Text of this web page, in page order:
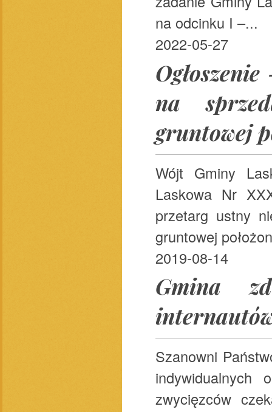
na odcinku I –...
2022-05-27
na
gruntowej
Wójt Gminy
Laskowa Nr
przetarg ustny
gruntowej
2019-08-14
Gmina
Szanowni
indywidualnych
zwycięzców